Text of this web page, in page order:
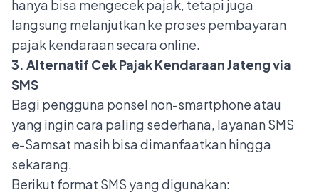
hanya bisa mengecek pajak, tetapi juga
langsung melanjutkan ke proses pembayaran
pajak kendaraan secara online.
3. Alternatif Cek Pajak Kendaraan Jateng via
SMS
Bagi pengguna ponsel non-smartphone atau
yang ingin cara paling sederhana, layanan SMS
e-Samsat masih bisa dimanfaatkan hingga
sekarang.
Berikut format SMS yang digunakan: